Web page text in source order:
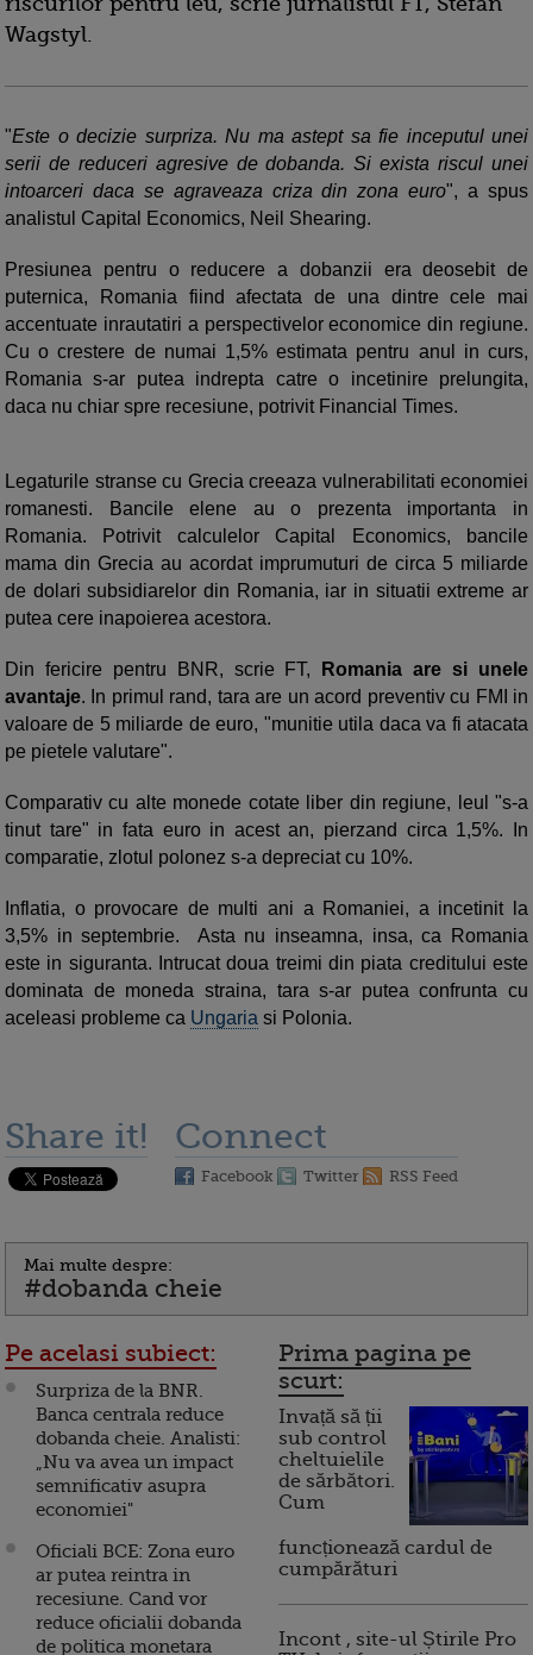
Wagstyl.
"Este o decizie surpriza. Nu ma astept sa fie inceputul unei
serii de reduceri agresive de dobanda. Si exista riscul unei
intoarceri daca se agraveaza criza din zona euro", a spus
analistul Capital Economics, Neil Shearing.
Presiunea pentru o reducere a dobanzii era deosebit de
puternica, Romania fiind afectata de una dintre cele mai
accentuate inrautatiri a perspectivelor economice din regiune.
Cu o crestere de numai 1,5% estimata pentru anul in curs,
Romania s-ar putea indrepta catre o incetinire prelungita,
daca nu chiar spre recesiune, potrivit Financial Times.
Legaturile stranse cu Grecia creeaza vulnerabilitati economiei
romanesti. Bancile elene au o prezenta importanta in
Romania. Potrivit calculelor Capital Economics, bancile
mama din Grecia au acordat imprumuturi de circa 5 miliarde
de dolari subsidiarelor din Romania, iar in situatii extreme ar
putea cere inapoierea acestora.
Din fericire pentru BNR, scrie FT,
Romania are si unele
avantaje. In primul rand, tara are un acord preventiv cu FMI in
valoare de 5 miliarde de euro, "munitie utila daca va fi atacata
pe pietele valutare".
Comparativ cu alte monede cotate liber din regiune, leul "s-a
tinut tare" in fata euro in acest an, pierzand circa 1,5%. In
comparatie, zlotul polonez s-a depreciat cu 10%.
Inflatia, o provocare de multi ani a Romaniei, a incetinit la
3,5% in septembrie. Asta nu inseamna, insa, ca Romania
este in siguranta. Intrucat doua treimi din piata creditului este
dominata de moneda straina, tara s-ar putea confrunta cu
aceleasi probleme ca Ungaria si Polonia.
Share it! Connect
Facebook Twitter RSS Feed
Mai multe despre:
#dobanda cheie
Pe acelasi subiect:
Surpriza de la BNR.
Banca centrala reduce
dobanda cheie. Analisti:
„Nu va avea un impact
semnificativ asupra
economiei"
Oficiali BCE: Zona euro
ar putea reintra in
recesiune. Cand vor
reduce oficialii dobanda
de politica monetara
Prima pagina pe
scurt:
Invață să ții
sub control
cheltuielile
de sărbători.
Cum
funcționează cardul de
cumpărături
Incont , site-ul Știrile Pro